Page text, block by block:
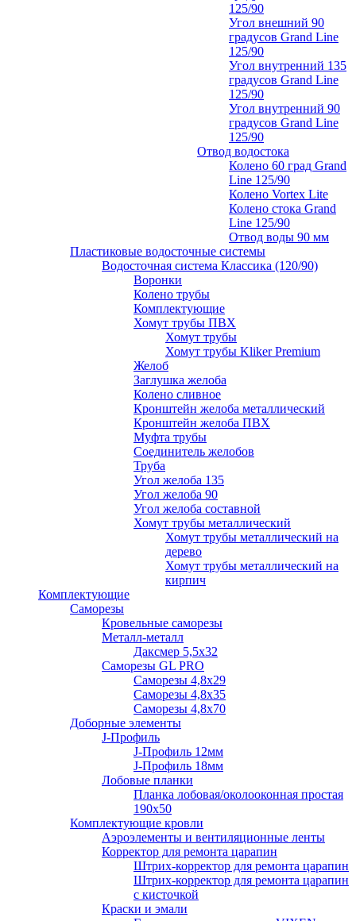
125/90
Угол внешний 90
градусов Grand Line
125/90
Угол внутренний 135
градусов Grand Line
125/90
Угол внутренний 90
градусов Grand Line
125/90
Отвод водостока
Колено 60 град Grand
Line 125/90
Колено Vortex Lite
Колено стока Grand
Line 125/90
Отвод воды 90 мм
Пластиковые водосточные системы
Водосточная система Классика (120/90)
Воронки
Колено трубы
Комплектующие
Хомут трубы ПВХ
Хомут трубы
Хомут трубы Kliker Premium
Желоб
Заглушка желоба
Колено сливное
Кронштейн желоба металлический
Кронштейн желоба ПВХ
Муфта трубы
Соединитель желобов
Труба
Угол желоба 135
Угол желоба 90
Угол желоба составной
Хомут трубы металлический
Хомут трубы металлический на
дерево
Хомут трубы металлический на
кирпич
Комплектующие
Саморезы
Кровельные саморезы
Металл-металл
Даксмер 5,5х32
Саморезы GL PRO
Сaморезы 4,8х29
Сaморезы 4,8х35
Сaморезы 4,8х70
Доборные элементы
J-Профиль
J-Профиль 12мм
J-Профиль 18мм
Лобовые планки
Планка лобовая/околооконная простая
190х50
Комплектующие кровли
Аэроэлементы и вентиляционные ленты
Корректор для ремонта царапин
Штрих-корректор для ремонта царапин
Штрих-корректор для ремонта царапин
с кисточкой
Краски и эмали